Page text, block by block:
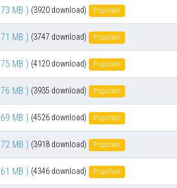
MB ) (3920 download) Popolari
MB ) (3747 download) Popolari
MB ) (4120 download) Popolari
MB ) (3935 download) Popolari
MB ) (4526 download) Popolari
MB ) (3918 download) Popolari
MB ) (4346 download) Popolari